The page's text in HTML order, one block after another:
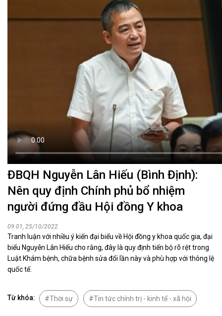
ĐBQH Nguyễn Lân Hiếu (Bình Định):
Nên quy định Chính phủ bổ nhiệm
người đứng đầu Hội đồng Y khoa
09:01, 25/10/2022
Tranh luận với nhiều ý kiến đại biểu về Hội đồng y khoa quốc gia, đại
biểu Nguyễn Lân Hiếu cho rằng, đây là quy định tiến bộ rõ rệt trong
Luật Khám bệnh, chữa bệnh sửa đổi lần này và phù hợp với thông lệ
quốc tế.
Từ khóa: Thời sự Tin tức chính trị - kinh tế - xã hội